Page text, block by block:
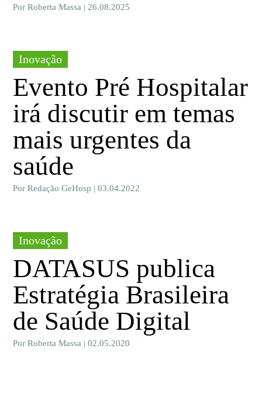
Por Roberta Massa | 26.08.2025
Inovação
Evento Pré Hospitalar
irá discutir em temas
mais urgentes da
saúde
Por Redação GeHosp | 03.04.2022
Inovação
DATASUS publica
Estratégia Brasileira
de Saúde Digital
Por Roberta Massa | 02.05.2020